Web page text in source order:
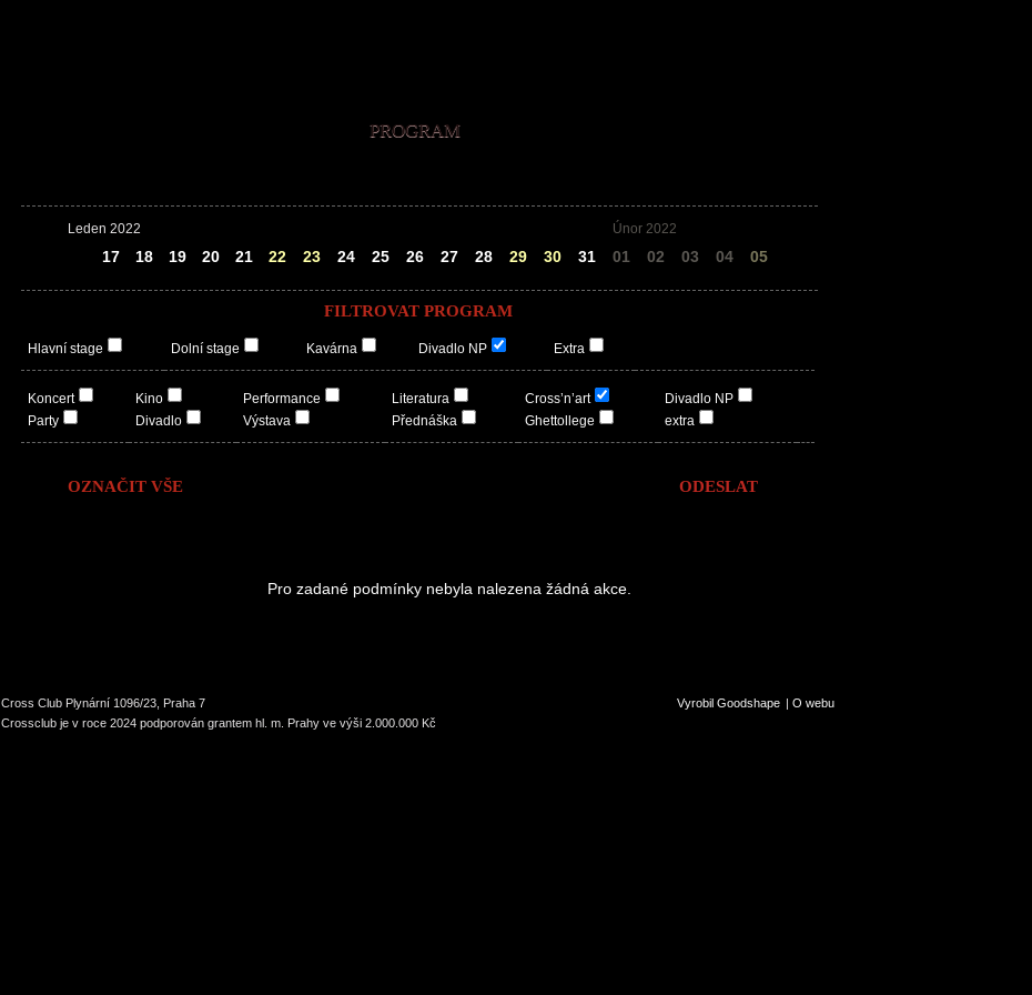
PROGRAM
Leden 2022
17 18 19 20 21 22 23 24 25 26 27 28 29 30 31
Únor 2022
01 02 03 04 05
FILTROVAT PROGRAM
Hlavní stage Dolní stage Kavárna Divadlo NP Extra
Koncert
Party
Kino
Divadlo
Performance
Výstava
Literatura
Přednáška
Cross’n’art
Ghettollege
Divadlo NP
extra
OZNAČIT VŠE
Pro zadané podmínky nebyla nalezena žádná akce.
Cross Club Plynární 1096/23, Praha 7 Vyrobil Goodshape | O webu
Crossclub je v roce 2024 podporován grantem hl. m. Prahy ve výši 2.000.000 Kč